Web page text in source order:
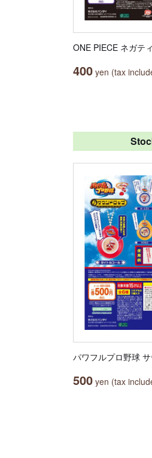
ONE PIECE ネガテ
400 yen (tax
パワフルプロ野球
500 yen (tax